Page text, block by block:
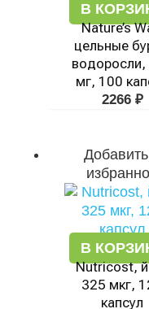
В
Nature’s
цельные
водоросли,
мг, 100
2266 ₽
В
Nutricost,
325 мкг,
капсул